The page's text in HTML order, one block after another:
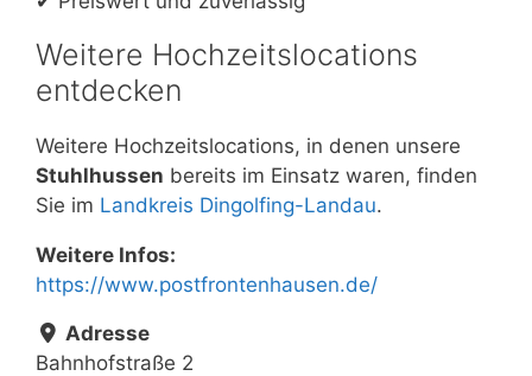
Weitere Hochzeitslocations
entdecken
Weitere Hochzeitslocations, in denen unsere
Stuhlhussen bereits im Einsatz waren, finden
Sie im Landkreis Dingolfing-Landau.
Weitere Infos:
https://www.postfrontenhausen.de/
Adresse
Bahnhofstraße 2